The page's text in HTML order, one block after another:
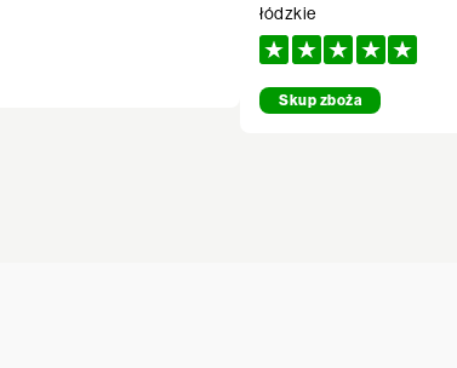
łódzkie
Skup zboża